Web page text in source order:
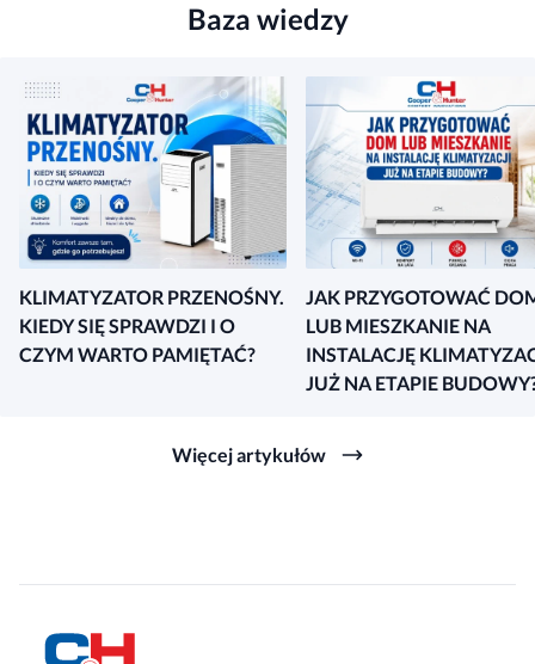
Baza wiedzy
KLIMATYZATOR PRZENOŚNY.
KIEDY SIĘ SPRAWDZI I O
CZYM WARTO PAMIĘTAĆ?
JAK PRZYGOTOWAĆ
LUB MIESZKANIE NA
INSTALACJĘ
JUŻ NA ETAPIE
Więcej artykułów